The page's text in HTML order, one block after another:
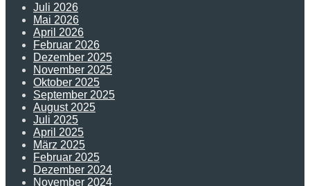
Juli 2026
Mai 2026
April 2026
Februar 2026
Dezember 2025
November 2025
Oktober 2025
September 2025
August 2025
Juli 2025
April 2025
März 2025
Februar 2025
Dezember 2024
November 2024